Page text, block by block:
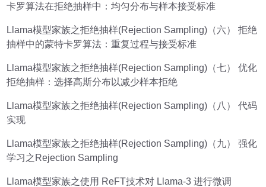
卡罗算法在拒绝抽样中：均匀分布与样本接受标准
Llama模型家族之拒绝抽样(Rejection Sampling)（六） 拒绝
抽样中的蒙特卡罗算法：重复过程与接受标准
Llama模型家族之拒绝抽样(Rejection Sampling)（七） 优化
拒绝抽样：选择高斯分布以减少样本拒绝
Llama模型家族之拒绝抽样(Rejection Sampling)（八） 代码
实现
Llama模型家族之拒绝抽样(Rejection Sampling)（九） 强化
学习之Rejection Sampling
Llama模型家族之使用 ReFT技术对 Llama-3 进行微调